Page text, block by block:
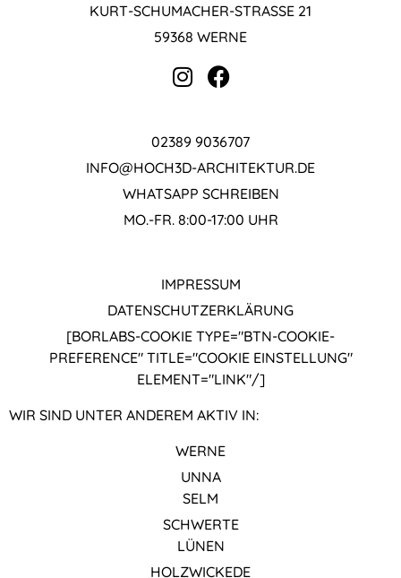
KURT-SCHUMACHER-STRASSE 21
59368 WERNE
02389 9036707
INFO@HOCH3D-ARCHITEKTUR.DE
WHATSAPP SCHREIBEN
MO.-FR. 8:00-17:00 UHR
IMPRESSUM
DATENSCHUTZ­ERKLÄRUNG
[BORLABS-COOKIE TYPE="BTN-COOKIE-
PREFERENCE" TITLE="COOKIE EINSTELLUNG"
ELEMENT="LINK"/]
WIR SIND UNTER ANDEREM AKTIV IN:
WERNE
UNNA
SELM
SCHWERTE
LÜNEN
HOLZWICKEDE